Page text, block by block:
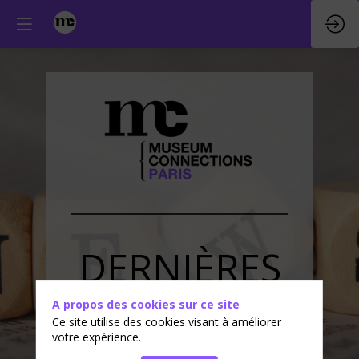
DERNIÈRES
ACTUALITÉS
A propos des cookies sur ce site
Ce site utilise des cookies visant à améliorer
votre expérience.